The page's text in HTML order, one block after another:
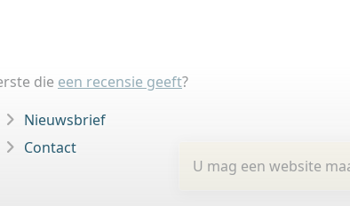
die een recensie geeft?
U mag een website
Nieuwsbrief
Contact